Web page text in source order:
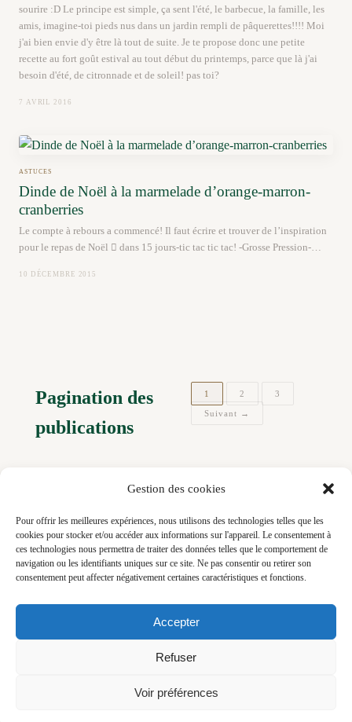
Gestion des cookies
Pour offrir les meilleures expériences, nous utilisons des technologies telles que les
cookies pour stocker et/ou accéder aux informations sur l'appareil. Le consentement à
ces technologies nous permettra de traiter des données telles que le comportement de
navigation ou les identifiants uniques sur ce site. Ne pas consentir ou retirer son
consentement peut affecter négativement certaines caractéristiques et fonctions.
Accepter
Refuser
Voir préférences
sourire :D Le principe est simple, ça sent l'été, le barbecue, la famille, les
amis, imagine-toi pieds nus dans un jardin rempli de pâquerettes!!!! Moi
j'ai bien envie d'y être là tout de suite. Je te propose donc une petite
recette au fort goût estival au tout début du printemps, parce que là j'ai
besoin d'été, de citronnade et de soleil! pas toi?
7 AVRIL 2016
ASTUCES
Dinde de Noël à la marmelade d’orange-marron-
cranberries
Le compte à rebours a commencé! Il faut écrire et trouver de l’inspiration
pour le repas de Noël  dans 15 jours-tic tac tic tac! -Grosse Pression-…
10 DÉCEMBRE 2015
Pagination des
publications
1 2 3
Suivant →
stratégie digitale et stylisme culinaire - Bretagne